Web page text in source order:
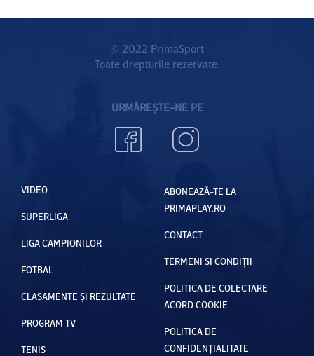
© 2022 PrimaSport
Toate drepturile rezervate.
URMĂREȘTE-NE PE
VIDEO
SUPERLIGA
LIGA CAMPIONILOR
FOTBAL
CLASAMENTE ȘI REZULTATE
PROGRAM TV
TENIS
ABONEAZĂ-TE LA
PRIMAPLAY.RO
CONTACT
TERMENI ȘI CONDIȚII
POLITICA DE COLECTARE
ACORD COOKIE
POLITICA DE
CONFIDENȚIALITATE